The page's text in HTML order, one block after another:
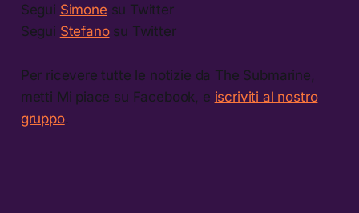
Segui Simone su Twitter
Segui Stefanosu Twitter
Per ricevere tutte le notizie da The Submarine,
metti Mi piace su Facebook, e iscriviti al nostro
gruppo.